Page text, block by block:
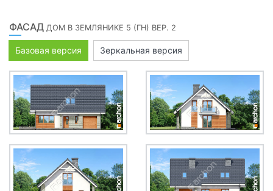
ФАСАД ДОМ В ЗЕМЛЯНИКЕ 5 (ГН) ВЕР. 2
Базовая версия Зеркальная версия